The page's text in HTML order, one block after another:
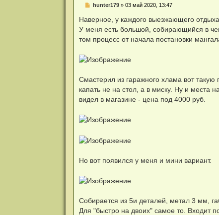
Н
п
о
и
а
н
е
с
о
е
е
hunter179» 03 май 2020, 13:47
Наверное, у каждого выезжающего
У меня есть большой, собирающийся в
том процесс от начала постановки
Смастерил из гаражного хлама вот
капать не на стол, а в миску. Ну и места
видел в магазине - цена под 4000 руб.
Но вот появился у меня и мини вариант.
Собирается из 5и деталей, метал 3 мм,
Для "быстро на двоих" самое то. Входит